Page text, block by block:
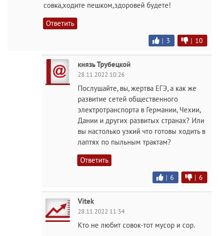
совка,ходите пешком,здоровей будете!
Ответить
| 3 | 10
князь Трубецкой
28.11.2022 10:26
Послушайте, вы, жертва ЕГЭ, а как же
развитие сетей общественного
электротранспорта в Германии, Чехии,
Дании и других развитых странах? Или
вы настолько узкий что готовы ходить в
лаптях по пыльным трактам?
Ответить
| 6 | 6
Vitek
28.11.2022 11:34
Кто не любит совок-тот мусор и сор.